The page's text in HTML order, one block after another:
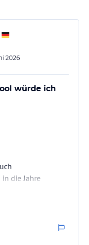
Hilfe von KI. Alle
Buchung die
2026
würde ich
die Jahre